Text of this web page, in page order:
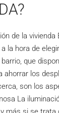
de la vivienda
la hora de
que
ahorrar los
son los
La